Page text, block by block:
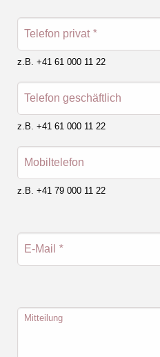
Telefon privat *
z.B. +41 61 000 11 22
Telefon geschäftlich
z.B. +41 61 000 11 22
Mobiltelefon
z.B. +41 79 000 11 22
E-Mail *
Mitteilung